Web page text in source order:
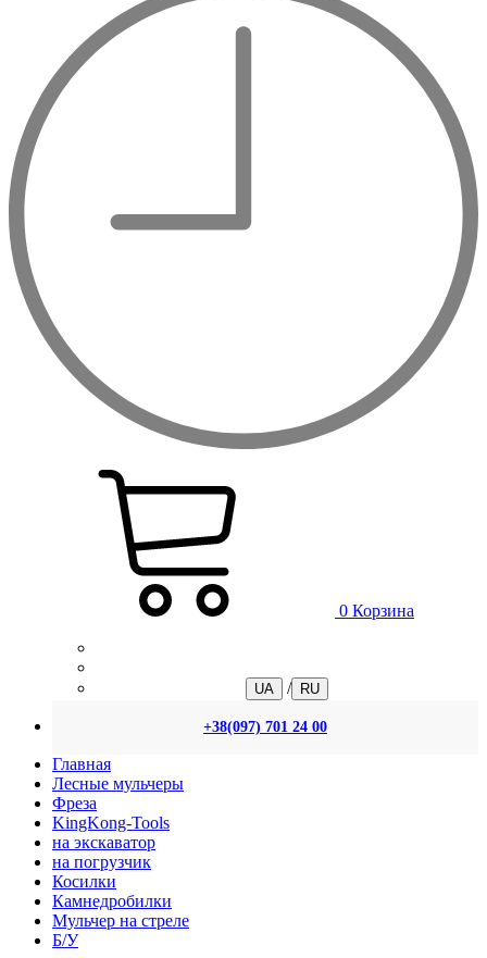
0 Корзина
UA / RU
+38(097) 701 24 00
Главная
Лесные мульчеры
Фреза
KingKong-Tools
на экскаватор
на погрузчик
Косилки
Камнедробилки
Мульчер на стреле
Б/У